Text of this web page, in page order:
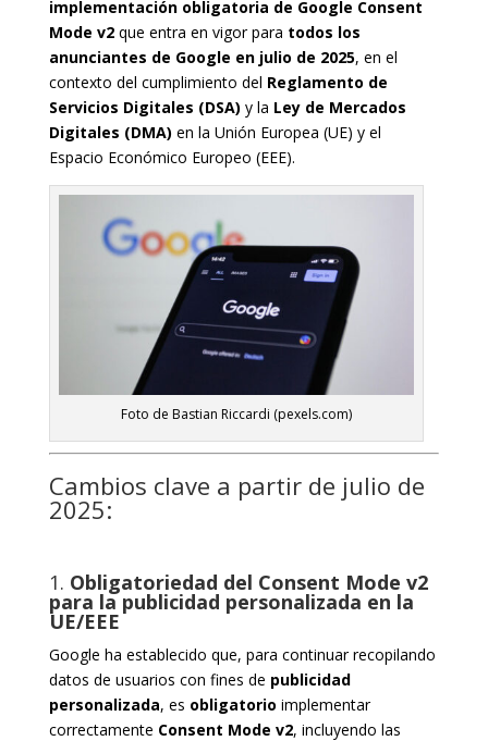
implementación obligatoria de Google Consent
Mode v2que entra en vigor para todos los
anunciantes de Google en julio de 2025, en el
contexto del cumplimiento del Reglamento de
Servicios Digitales (DSA) y la Ley de Mercados
Digitales (DMA) en la Unión Europea (UE) y el
Espacio Económico Europeo (EEE).
Foto de Bastian Riccardi (pexels.com)
Cambios clave a partir de julio de
2025:
1. Obligatoriedad del Consent Mode v2
para la publicidad personalizada en la
UE/EEE
Google ha establecido que, para continuar recopilando
datos de usuarios con fines de publicidad
personalizada, es obligatorio implementar
correctamente Consent Mode v2, incluyendo las